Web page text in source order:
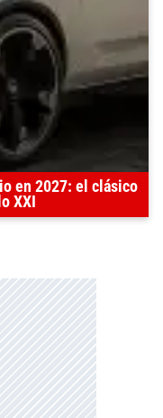
en 2027: el clásico
XXI